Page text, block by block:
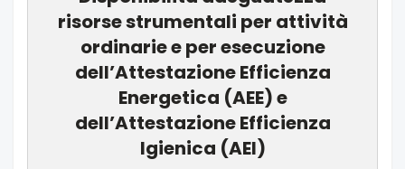
risorse strumentali per attività
ordinarie e per esecuzione
dell’Attestazione Efficienza
Energetica (AEE) e
dell’Attestazione Efficienza
Igienica (AEI)